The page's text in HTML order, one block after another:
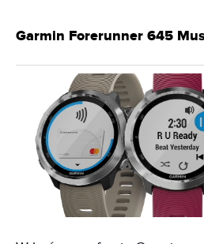
Garmin Forerunner 645